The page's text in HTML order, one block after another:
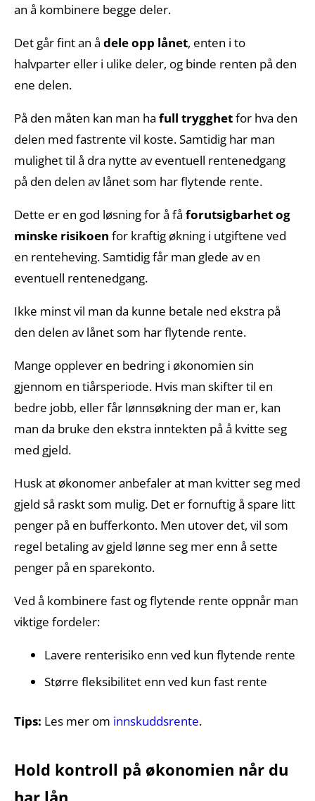
an å kombinere begge deler.
Det går fint an ådele opp lånet, enten i to
halvparter eller i ulike deler, og binde renten på den
ene delen.
På den måten kan man ha full trygghetfor hva den
delen med fastrente vil koste. Samtidig har man
mulighet til å dra nytte av eventuell rentenedgang
på den delen av lånet som har flytende rente.
Dette er en god løsning for å fåforutsigbarhet og
minske risikoen for kraftig økning i utgiftene ved
en renteheving. Samtidig får man glede av en
eventuell rentenedgang.
Ikke minst vil man da kunne betale ned ekstra på
den delen av lånet som har flytende rente.
Mange opplever en bedring i økonomien sin
gjennom en tiårsperiode. Hvis man skifter til en
bedre jobb, eller får lønnsøkning der man er, kan
man da bruke den ekstra inntekten på å kvitte seg
med gjeld.
Husk at økonomer anbefaler at man kvitter seg med
gjeld så raskt som mulig. Det er fornuftig å spare litt
penger på en bufferkonto. Men utover det, vil som
regel betaling av gjeld lønne seg mer enn å sette
penger på en sparekonto.
Ved å kombinere fast og flytende rente oppnår man
viktige fordeler:
Lavere renterisiko enn ved kun flytende rente
Større fleksibilitet enn ved kun fast rente
Tips: Les mer om innskuddsrente.
Hold kontroll på økonomien når du
har lån